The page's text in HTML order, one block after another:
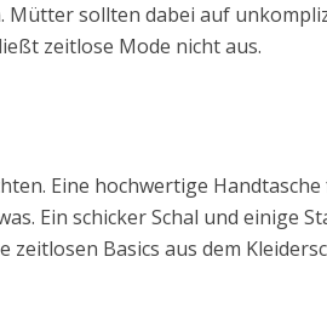
sollten dabei auf
zeitlose Mode nicht aus.
Eine hochwertige
Ein schicker Schal und einige
Basics aus dem